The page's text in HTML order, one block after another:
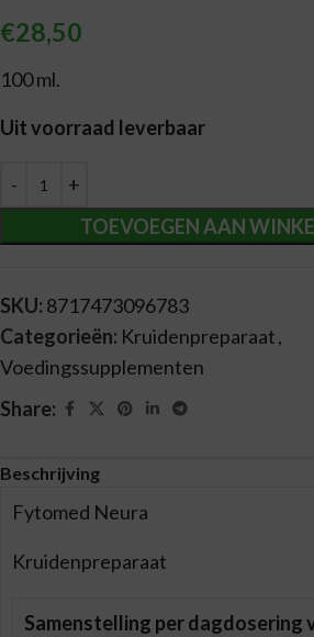
€28,50
100 ml.
Uit voorraad leverbaar
TOEVOEGEN AAN
Alternative:
SKU: 8717473096783
Categorieën: Kruidenpreparaat,
Voedingssupplementen
Share:
Beschrijving
Fytomed Neura
Kruidenpreparaat
Samenstelling per dagdosering